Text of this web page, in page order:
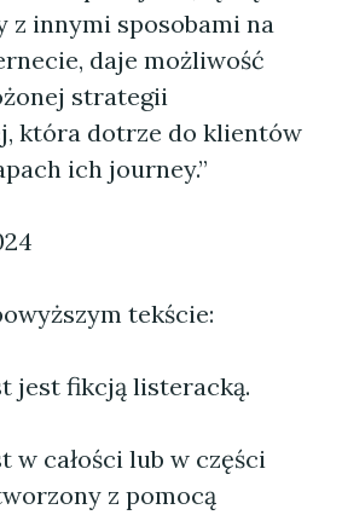
z innymi sposobami na
daje możliwość
strategii
która dotrze do klientów
ich journey.”
tekście:
jest fikcją listeracką.
w całości lub w części
z pomocą